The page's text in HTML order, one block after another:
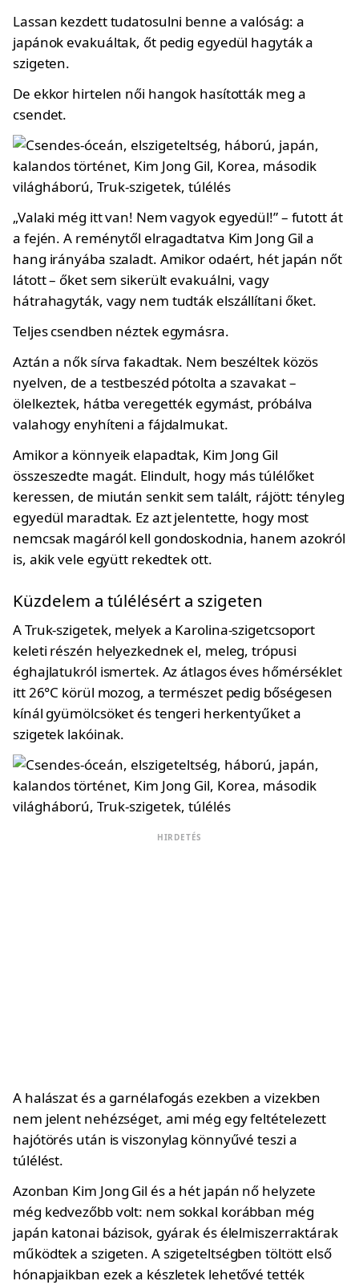
Lassan kezdett tudatosulni benne a valóság: a
japánok evakuáltak, őt pedig egyedül hagyták a
szigeten.
De ekkor hirtelen női hangok hasították meg a
csendet.
„Valaki még itt van! Nem vagyok egyedül!” – futott át
a fején. A reménytől elragadtatva Kim Jong Gil a
hang irányába szaladt. Amikor odaért, hét japán nőt
látott – őket sem sikerült evakuálni, vagy
hátrahagyták, vagy nem tudták elszállítani őket.
Teljes csendben néztek egymásra.
Aztán a nők sírva fakadtak. Nem beszéltek közös
nyelven, de a testbeszéd pótolta a szavakat –
ölelkeztek, hátba veregették egymást, próbálva
valahogy enyhíteni a fájdalmukat.
Amikor a könnyeik elapadtak, Kim Jong Gil
összeszedte magát. Elindult, hogy más túlélőket
keressen, de miután senkit sem talált, rájött: tényleg
egyedül maradtak. Ez azt jelentette, hogy most
nemcsak magáról kell gondoskodnia, hanem azokról
is, akik vele együtt rekedtek ott.
Küzdelem a túlélésért a szigeten
A Truk-szigetek, melyek a Karolina-szigetcsoport
keleti részén helyezkednek el, meleg, trópusi
éghajlatukról ismertek. Az átlagos éves hőmérséklet
itt 26°C körül mozog, a természet pedig bőségesen
kínál gyümölcsöket és tengeri herkentyűket a
szigetek lakóinak.
HIRDETÉS
A halászat és a garnélafogás ezekben a vizekben
nem jelent nehézséget, ami még egy feltételezett
hajótörés után is viszonylag könnyűvé teszi a
túlélést.
Azonban Kim Jong Gil és a hét japán nő helyzete
még kedvezőbb volt: nem sokkal korábban még
japán katonai bázisok, gyárak és élelmiszerraktárak
működtek a szigeten. A szigeteltségben töltött első
hónapjaikban ezek a készletek lehetővé tették